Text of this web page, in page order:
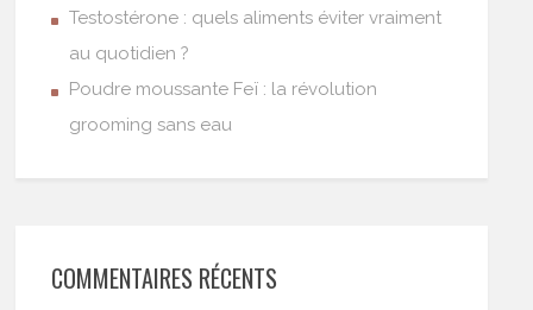
Testostérone : quels aliments éviter vraiment
au quotidien ?
Poudre moussante Feï : la révolution
grooming sans eau
COMMENTAIRES RÉCENTS